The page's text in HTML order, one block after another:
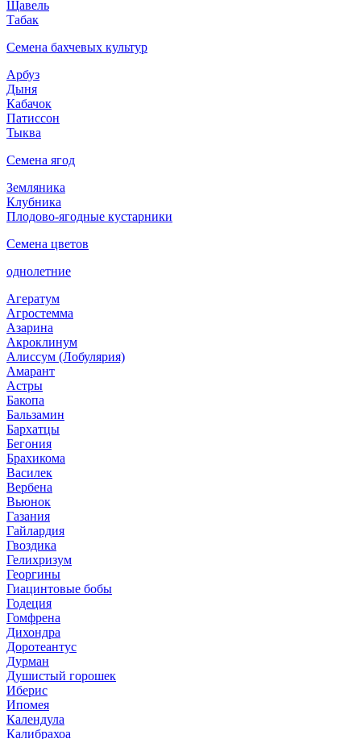
Щавель
Табак
Семена бахчевых культур
Арбуз
Дыня
Кабачок
Патиссон
Тыква
Семена ягод
Земляника
Клубника
Плодово-ягодные кустарники
Семена цветов
однолетние
Агератум
Агростемма
Азарина
Акроклинум
Алиссум (Лобулярия)
Амарант
Астры
Бакопа
Бальзамин
Бархатцы
Бегония
Брахикома
Василек
Вербена
Вьюнок
Газания
Гайлардия
Гвоздика
Гелихризум
Георгины
Гиацинтовые бобы
Годеция
Гомфрена
Дихондра
Доротеантус
Дурман
Душистый горошек
Иберис
Ипомея
Календула
Калибрахоа